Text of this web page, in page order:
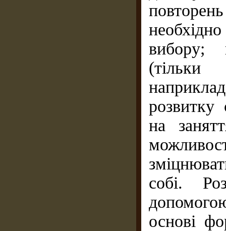
вибору;
(тільки
розвитку
на
собі.
основі